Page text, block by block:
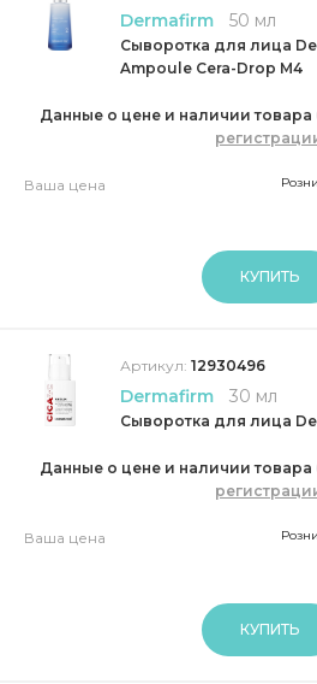
Dermafirm 50 мл
Сыворотка для лица
Ampoule Cera-Drop M4
Данные о цене и наличии товара
Ваша цена
КУПИТЬ
Артикул: 12930496
Dermafirm 30 мл
Сыворотка для лица
Данные о цене и наличии товара
Ваша цена
КУПИТЬ